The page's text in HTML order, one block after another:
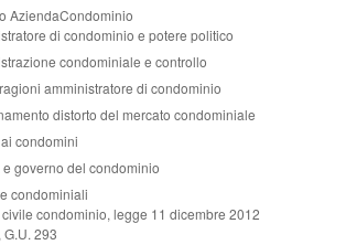
AziendaCondominio
di condominio e potere politico
condominiale e controllo
amministratore di condominio
distorto del mercato condominiale
condomini
e governo del condominio
condominiali
condominio, legge 11 dicembre 2012
G.U. 293